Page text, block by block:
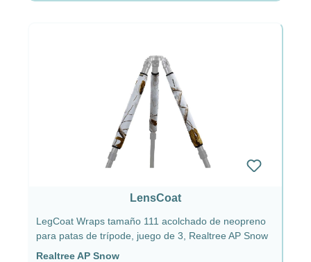
LensCoat
LegCoat Wraps tamaño 111 acolchado de neopreno
para patas de trípode, juego de 3, Realtree AP Snow
Realtree AP Snow